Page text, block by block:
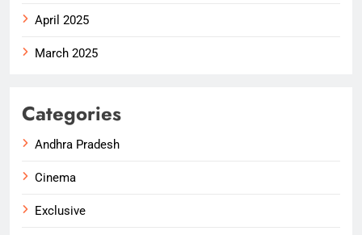
April 2025
March 2025
Categories
Andhra Pradesh
Cinema
Exclusive